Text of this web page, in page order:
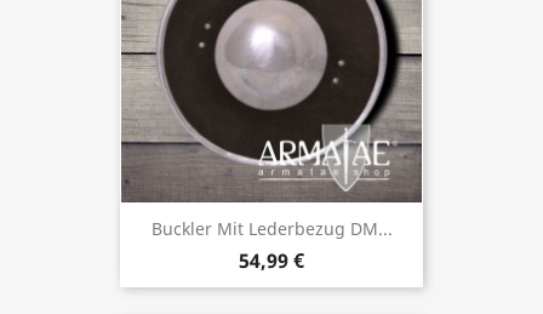
Buckler Mit Lederbezug DM...
54,99 €